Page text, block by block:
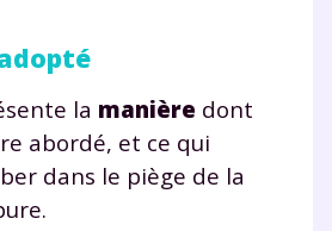
la manière dont
abordé, et ce qui
dans le piège de la
notre
et vidéos,exercices
de révisions